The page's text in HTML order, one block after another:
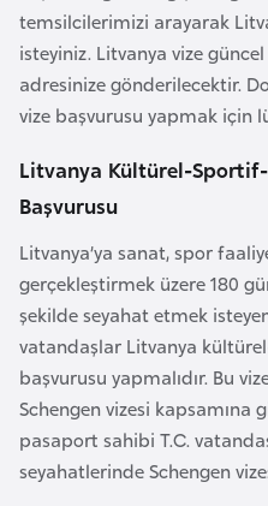
l
m
l
e
r
i
temsilcilerimizi arayarak
isteyiniz. Litvanya vize
adresinize gönderilecektir.
vize başvurusu yapmak için
Litvanya Kültürel-
Başvurusu
Litvanya’ya sanat, spor
gerçekleştirmek üzere 180
şekilde seyahat etmek
vatandaşlar Litvanya
başvurusu yapmalıdır. Bu
Schengen vizesi kapsamına
pasaport sahibi T.C.
seyahatlerinde Schengen
u
r
y
a
A
z
r
b
a
y
c
a
n